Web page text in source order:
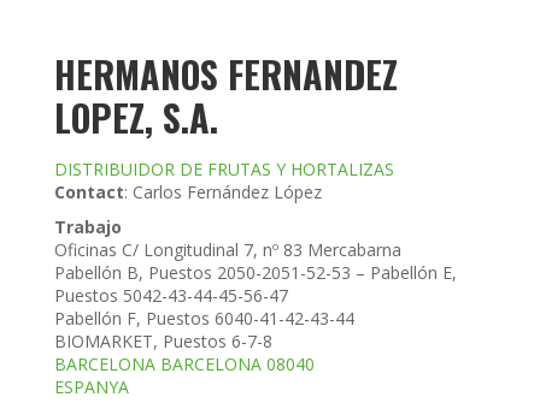
HERMANOS FERNANDEZ
LOPEZ, S.A.
DISTRIBUIDOR DE FRUTAS Y HORTALIZAS
Contact: Carlos Fernández López
Trabajo
Oficinas C/ Longitudinal 7, nº 83 Mercabarna
Pabellón B, Puestos 2050-2051-52-53 – Pabellón E,
Puestos 5042-43-44-45-56-47
Pabellón F, Puestos 6040-41-42-43-44
BIOMARKET, Puestos 6-7-8
BARCELONA BARCELONA 08040
ESPANYA